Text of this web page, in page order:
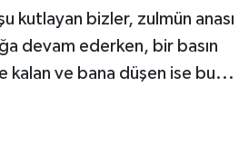
kutlayan bizler, zulmün anası
devam ederken, bir basın
kalan ve bana düşen ise bu...